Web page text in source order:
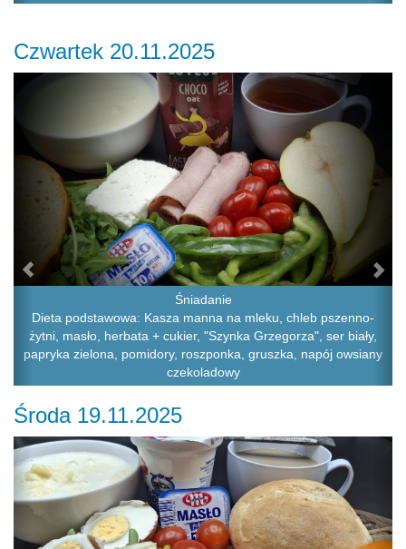
Czwartek 20.11.2025
Śniadanie
Dieta podstawowa: Kasza manna na mleku, chleb pszenno-
żytni, masło, herbata + cukier, "Szynka Grzegorza", ser biały,
papryka zielona, pomidory, roszponka, gruszka, napój owsiany
czekoladowy
Środa 19.11.2025
Previous